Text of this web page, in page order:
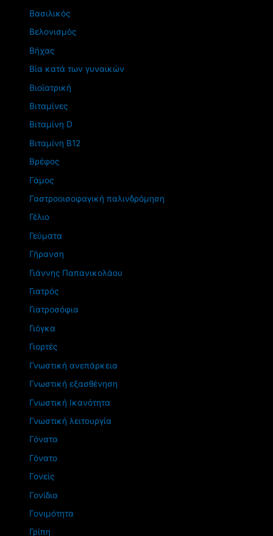
Βασιλικός
Βελονισμός
Βήχας
Βία κατά των γυναικών
Βιοϊατρική
Βιταμίνες
Βιταμίνη D
Βιταμίνη Β12
Βρέφος
Γάμος
Γαστροοισοφαγική παλινδρόμηση
Γέλιο
Γεύματα
Γήρανση
Γιάννης Παπανικολάου
Γιατρός
Γιατροσόφια
Γιόγκα
Γιορτές
Γνωστική ανεπάρκεια
Γνωστική εξασθένηση
Γνωστική Ικανότητα
Γνωστική λειτουργία
Γόνατα
Γόνατο
Γονείς
Γονίδια
Γονιμότητα
Γρίπη